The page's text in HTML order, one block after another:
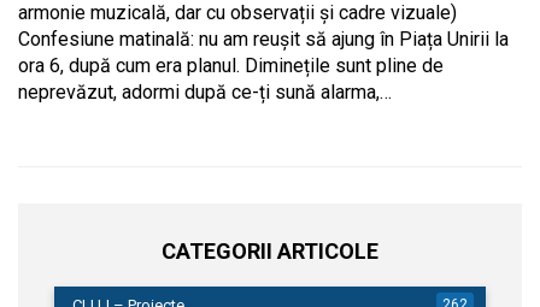
armonie muzicală, dar cu observații și cadre vizuale)
Confesiune matinală: nu am reușit să ajung în Piața Unirii la
ora 6, după cum era planul. Diminețile sunt pline de
neprevăzut, adormi după ce-ți sună alarma,…
CATEGORII ARTICOLE